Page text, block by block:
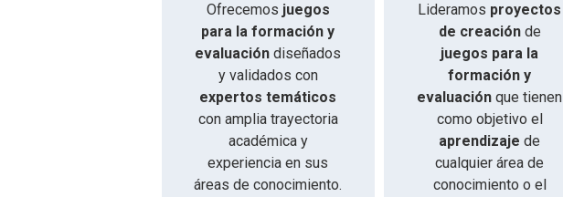
Ofrecemos juegos
para la formación y
evaluación diseñados
y validados con
expertos temáticos
con amplia trayectoria
académica y
experiencia en sus
áreas de conocimiento.
Lideramos proyectos
de creaciónde
juegos para la
formación y
evaluación que tienen
como objetivo el
aprendizaje de
cualquier área de
conocimiento o el